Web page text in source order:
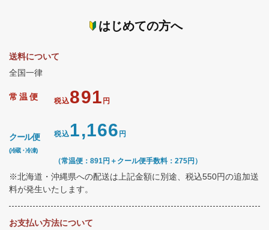
はじめての方へ
送料について
全国一律
常温便 税込891 円
クール便
(冷蔵・冷凍)
税込1,166 円
（常温便：891円＋クール便手数料：275円）
※北海道・沖縄県への配送は上記金額に別途、税込550円の追加送
料が発生いたします。
お支払い方法について